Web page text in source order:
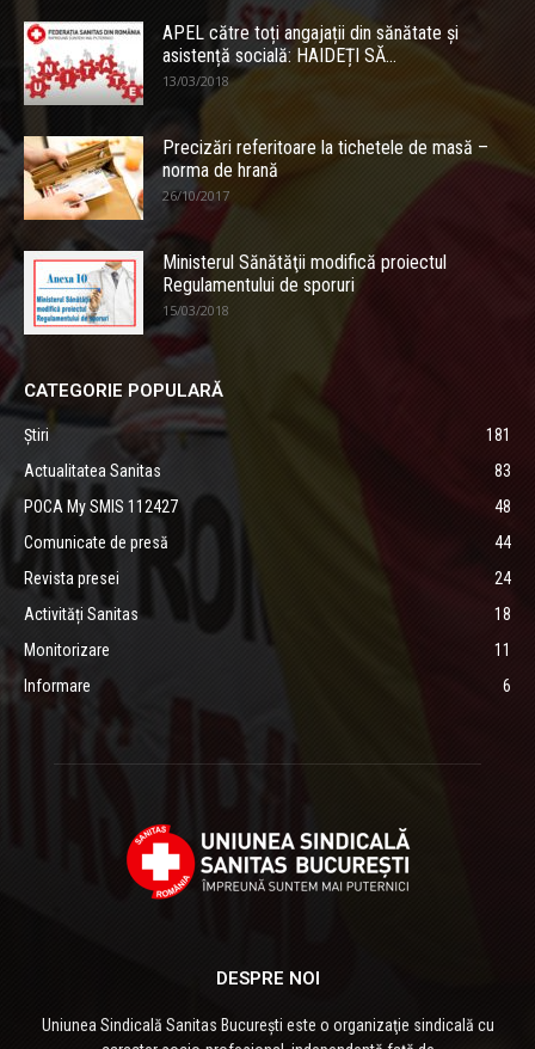
APEL către toți angajații din sănătate și
asistență socială: HAIDEȚI SĂ...
13/03/2018
Precizări referitoare la tichetele de masă –
norma de hrană
26/10/2017
Ministerul Sănătăţii modifică proiectul
Regulamentului de sporuri
15/03/2018
CATEGORIE POPULARĂ
Știri
181
Actualitatea Sanitas
83
POCA My SMIS 112427
48
Comunicate de presă
44
Revista presei
24
Activități Sanitas
18
Monitorizare
11
Informare
6
DESPRE NOI
Uniunea Sindicală Sanitas București este o organizaţie sindicală cu